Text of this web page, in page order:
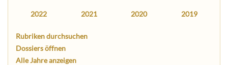
2022 2021 2020 2019
Rubriken durchsuchen
Dossiers öffnen
Alle Jahre anzeigen